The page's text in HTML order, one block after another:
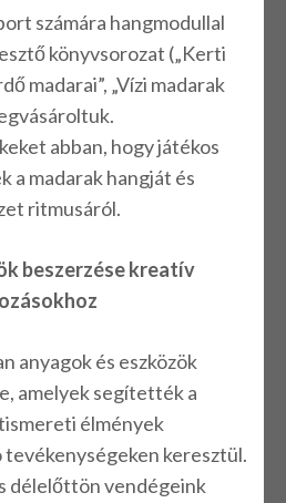
számára hangmodullal
könyvsorozat („Kerti
madarai”, „Vízi madarak
abban, hogy játékos
a madarak hangját és
ritmusáról.
beszerzése kreatív
anyagok és eszközök
amelyek segítették a
élmények
keresztül.
délelőttön vendégeink